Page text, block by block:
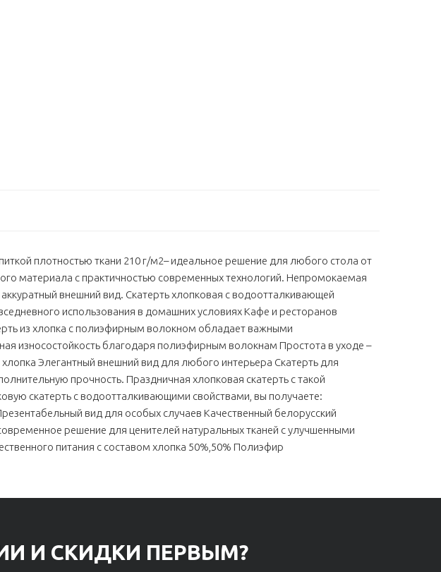
плотностью ткани 210 г/м2– идеальное решение для любого стола от
материала с практичностью современных технологий. Непромокаемая
внешний вид. Скатерть хлопковая с водоотталкивающей
использования в домашних условиях Кафе и ресторанов
из хлопка с полиэфирным волокном обладает важными
износостойкость благодаря полиэфирным волокнам Простота в уходе –
Элегантный внешний вид для любого интерьера Скатерть для
прочность. Праздничная хлопковая скатерть с такой
скатерть с водоотталкивающими свойствами, вы получаете:
вид для особых случаев Качественный белорусский
решение для ценителей натуральных тканей с улучшенными
питания с составом хлопка 50%,50% Полиэфир
И СКИДКИ ПЕРВЫМ?